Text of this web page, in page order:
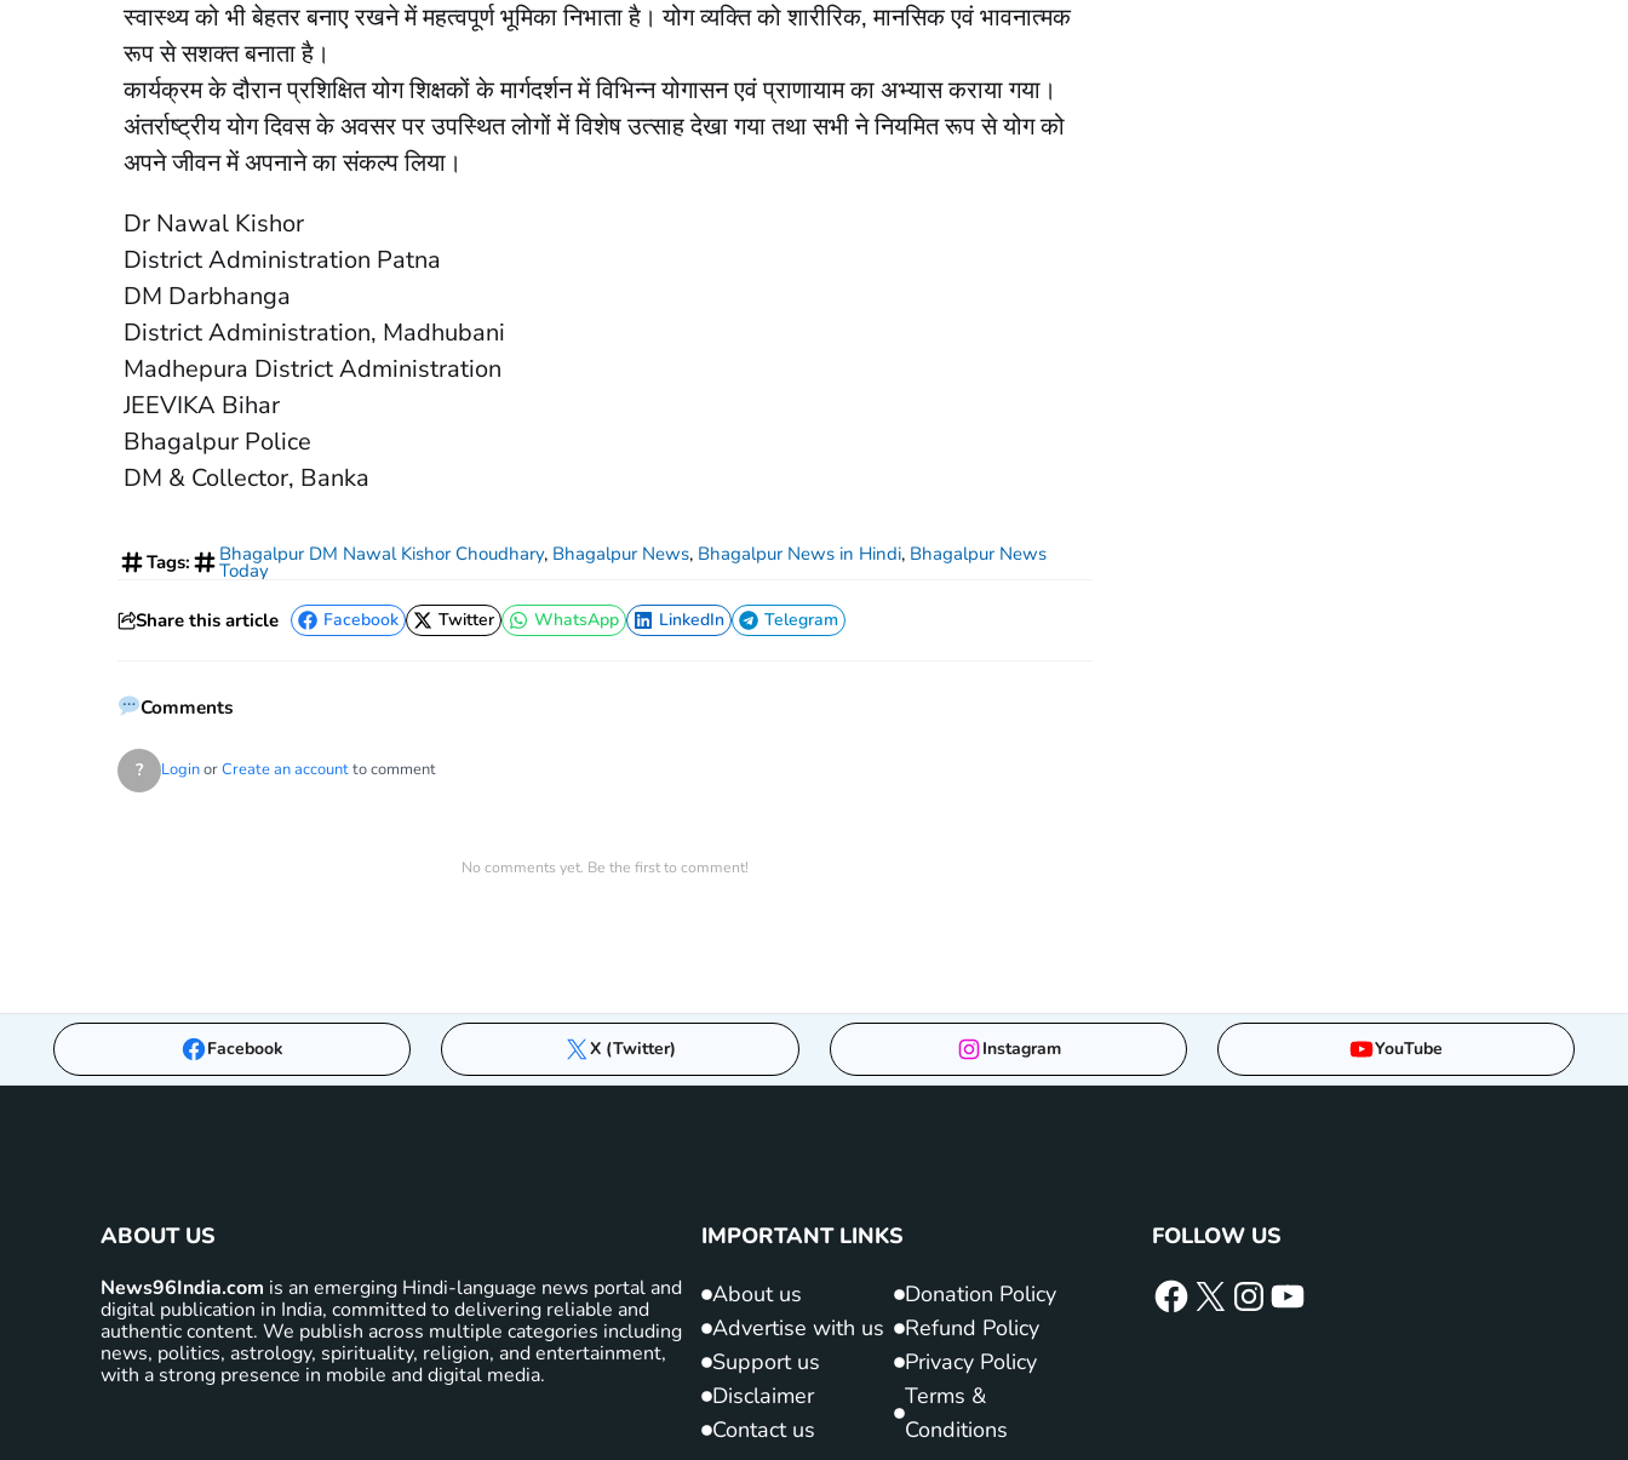
स्वास्थ्य को भी बेहतर बनाए रखने में महत्वपूर्ण भूमिका निभाता है। योग व्यक्ति को शारीरिक, मानसिक एवं भावनात्मक
रूप से सशक्त बनाता है।
कार्यक्रम के दौरान प्रशिक्षित योग शिक्षकों के मार्गदर्शन में विभिन्न योगासन एवं प्राणायाम का अभ्यास कराया गया।
अंतर्राष्ट्रीय योग दिवस के अवसर पर उपस्थित लोगों में विशेष उत्साह देखा गया तथा सभी ने नियमित रूप से योग को
अपने जीवन में अपनाने का संकल्प लिया।
Dr Nawal Kishor
District Administration Patna
DM Darbhanga
District Administration, Madhubani
Madhepura District Administration
JEEVIKA Bihar
Bhagalpur Police
DM & Collector, Banka
Tags: Bhagalpur DM Nawal Kishor Choudhary, Bhagalpur News, Bhagalpur News in Hindi, Bhagalpur News
Today
Share this article
Facebook
Facebook
Twitter
Twitter
WhatsApp
WhatsApp
LinkedIn
LinkedIn
Telegram
Telegram
Comments
? LoginorCreate an accountto comment
No comments yet. Be the first to comment!
Facebook X (Twitter) Instagram YouTube
ABOUT US
News96India.com is an emerging Hindi-language news portal and
digital publication in India, committed to delivering reliable and
authentic content. We publish across multiple categories including
news, politics, astrology, spirituality, religion, and entertainment,
with a strong presence in mobile and digital media.
IMPORTANT LINKS
About us
Advertise with us
Support us
Disclaimer
Contact us
Donation Policy
Refund Policy
Privacy Policy
Terms &
Conditions
FOLLOW US